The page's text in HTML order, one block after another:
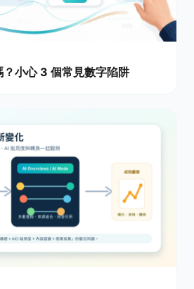
小心 3 個常見數字陷阱